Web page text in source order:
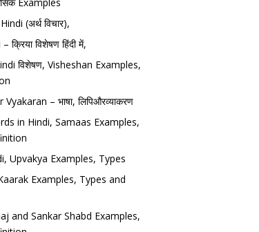
(अर्थ विचार),
विशेषण हिंदी में,
विशेषण, Visheshan Examples,
– भाषा, लिपिऔरव्याकरण
in Hindi, Samaas Examples,
Upvakya Examples, Types
Examples, Types and
and Sankar Shabd Examples,